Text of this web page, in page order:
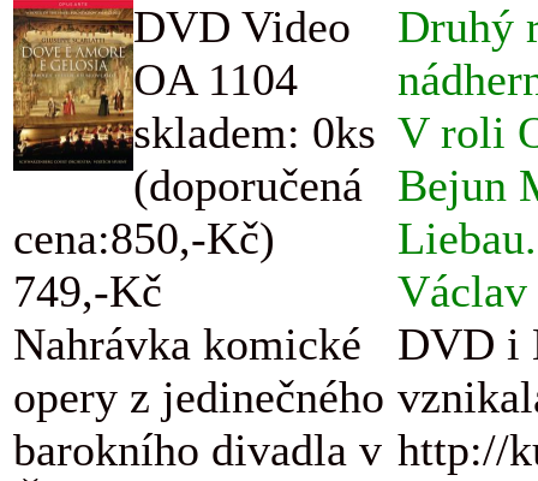
DVD Video
OA 1104
skladem: 0ks
(doporučená
cena:850,-Kč)
749,-Kč
Nahrávka komické
opery z jedinečného
barokního divadla v
Druhý
V roli
Bejun
DVD i
http://